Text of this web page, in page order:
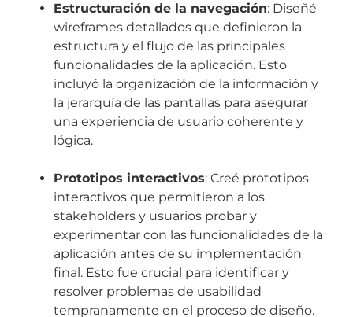
Estructuración de la navegación: Diseñé
wireframes detallados que definieron la
estructura y el flujo de las principales
funcionalidades de la aplicación. Esto
incluyó la organización de la información y
la jerarquía de las pantallas para asegurar
una experiencia de usuario coherente y
lógica.
Prototipos interactivos: Creé prototipos
interactivos que permitieron a los
stakeholders y usuarios probar y
experimentar con las funcionalidades de la
aplicación antes de su implementación
final. Esto fue crucial para identificar y
resolver problemas de usabilidad
tempranamente en el proceso de diseño.